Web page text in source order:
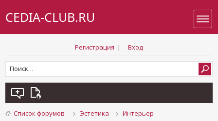
CEDIA-CLUB.RU
Регистрация | Вход
Список форумов Эстетика Интерьер